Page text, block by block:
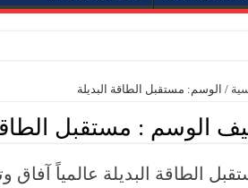
/ الوسم: مستقبل الطاقة البديلة
الوسم : مستقبل
الطاقة البديلة عالمياً آفاق